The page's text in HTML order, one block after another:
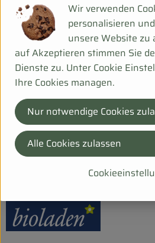
Produktdatenblatt
Herkunft
Hersteller: Weiling
Wir verwenden
personalisieren
unsere Website
auf Akzeptieren stimmen Sie
Dienste zu. Unter Cookie
Ihre Cookies managen.
Nur notwendige Cookies
Alle Cookies zulassen